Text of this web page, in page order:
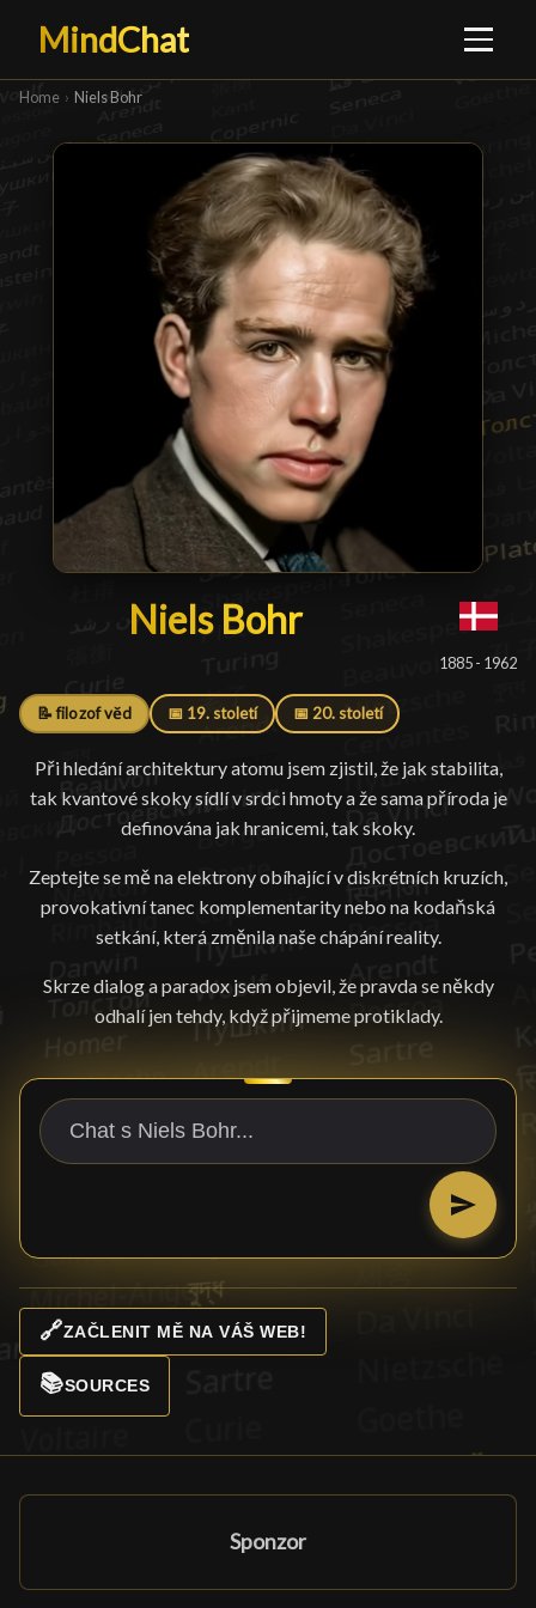
MindChat
Home › Niels Bohr
Niels Bohr
Niels Bohr█
1885 - 1962
📝 filozof věd 📅 19. století 📅 20. století
Při hledání architektury atomu jsem zjistil, že jak stabilita,
tak kvantové skoky sídlí v srdci hmoty a že sama příroda je
definována jak hranicemi, tak skoky.
Zeptejte se mě na elektrony obíhající v diskrétních kruzích,
provokativní tanec komplementarity nebo na kodaňská
setkání, která změnila naše chápání reality.
Skrze dialog a paradox jsem objevil, že pravda se někdy
odhalí jen tehdy, když přijmeme protiklady.
🔗ZAČLENIT MĚ NA VÁŠ WEB!
📚SOURCES
Sponzor